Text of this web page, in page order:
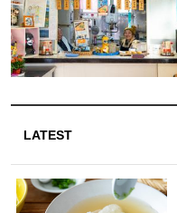
LATEST